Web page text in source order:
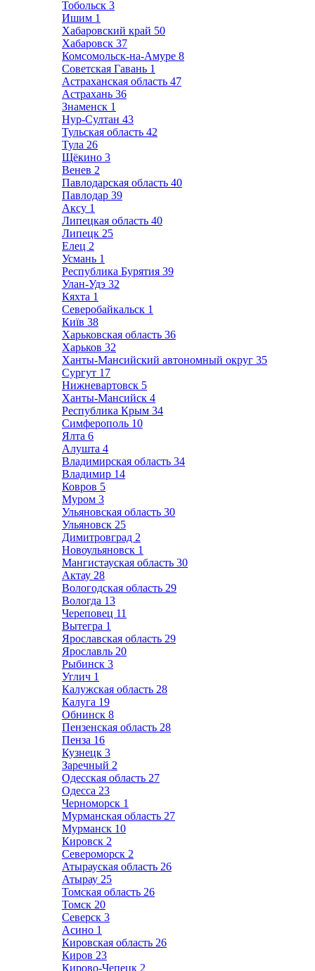
Тобольск 3
Ишим 1
Хабаровский край 50
Хабаровск 37
Комсомольск-на-Амуре 8
Советская Гавань 1
Астраханская область 47
Астрахань 36
Знаменск 1
Нур-Султан 43
Тульская область 42
Тула 26
Щёкино 3
Венев 2
Павлодарская область 40
Павлодар 39
Аксу 1
Липецкая область 40
Липецк 25
Елец 2
Усмань 1
Республика Бурятия 39
Улан-Удэ 32
Кяхта 1
Северобайкальск 1
Київ 38
Харьковская область 36
Харьков 32
Ханты-Мансийский автономный округ 35
Сургут 17
Нижневартовск 5
Ханты-Мансийск 4
Республика Крым 34
Симферополь 10
Ялта 6
Алушта 4
Владимирская область 34
Владимир 14
Ковров 5
Муром 3
Ульяновская область 30
Ульяновск 25
Димитровград 2
Новоульяновск 1
Мангистауская область 30
Актау 28
Вологодская область 29
Вологда 13
Череповец 11
Вытегра 1
Ярославская область 29
Ярославль 20
Рыбинск 3
Углич 1
Калужская область 28
Калуга 19
Обнинск 8
Пензенская область 28
Пенза 16
Кузнецк 3
Заречный 2
Одесская область 27
Одесса 23
Черноморск 1
Мурманская область 27
Мурманск 10
Кировск 2
Североморск 2
Атырауская область 26
Атырау 25
Томская область 26
Томск 20
Северск 3
Асино 1
Кировская область 26
Киров 23
Кирово-Чепецк 2